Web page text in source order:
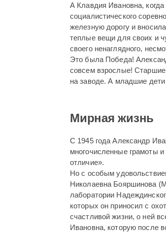
А Клавдия Ивановна,
социалистического
железную дорогу и
теплые вещи для своих и
своего ненаглядного,
Это была Победа!
совсем взрослые! Старшие
на заводе. А младшие дети
Мирная жизнь
С 1945 года Александр
многочисленные грамоты
отличие».
Но с особым
Николаевна Бояршинова
лаборатории
которых он приносил с
счастливой жизни, о ней
Ивановна, которую после